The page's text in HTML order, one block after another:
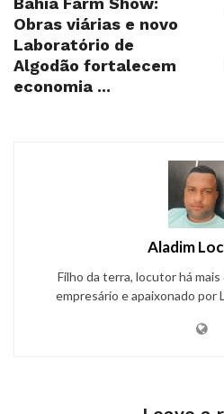
Obras viárias e novo
Laboratório de
Algodão fortalecem
economia ...
Aladim
Filho da terra, locutor há
empresário e apaixonado por